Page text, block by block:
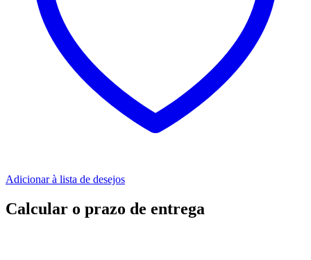
Adicionar à lista de desejos
Calcular o prazo de entrega